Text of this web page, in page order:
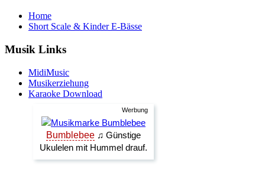
Home
Short Scale & Kinder E-Bässe
Musik Links
MidiMusic
Musikerziehung
Karaoke Download